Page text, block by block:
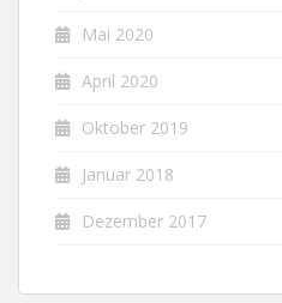
Mai 2020
April 2020
Oktober 2019
Januar 2018
Dezember 2017